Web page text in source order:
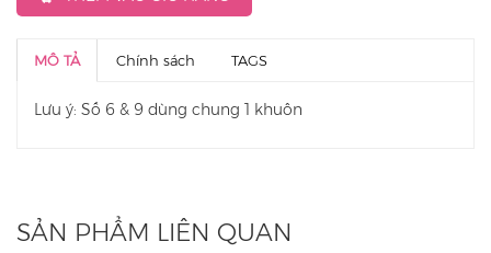
MÔ TẢ Chính sách TAGS
Lưu ý: Số 6 & 9 dùng chung 1 khuôn
SẢN PHẨM LIÊN QUAN